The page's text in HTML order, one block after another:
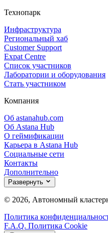
Технопарк
Инфраструктура
Региональный хаб
Customer Support
Expat Centre
Список участников
Лаборатории и оборудования
Стать участником
Компания
Об astanahub.com
Об Astana Hub
О геймификации
Карьера в Astana Hub
Социальные сети
Контакты
Дополнительно
Развернуть
© 2026, Автономный
Политика
F.A.Q. Политика Cookie